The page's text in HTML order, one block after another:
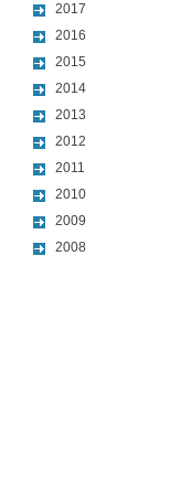
2017
2016
2015
2014
2013
2012
2011
2010
2009
2008